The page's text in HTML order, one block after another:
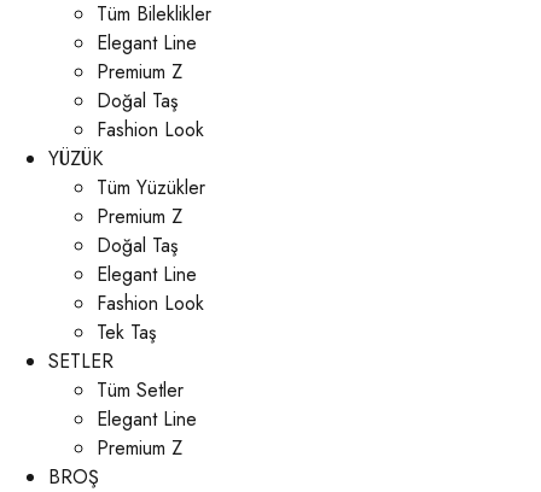
Tüm Bileklikler
Elegant Line
Premium Z
Doğal Taş
Fashion Look
YÜZÜK
Tüm Yüzükler
Premium Z
Doğal Taş
Elegant Line
Fashion Look
Tek Taş
SETLER
Tüm Setler
Elegant Line
Premium Z
BROŞ